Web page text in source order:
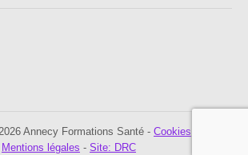
Annecy Formations Santé - Cookies
Mentions légales - Site: DRC